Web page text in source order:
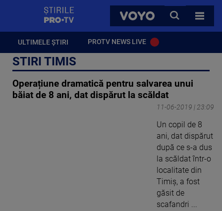
VOYO
CAUTA
TOATE
ULTIMELE ȘTIRI PROTV NEWS LIVE
STIRI TIMIS
Operațiune dramatică pentru salvarea unui
băiat de 8 ani, dat dispărut la scăldat
11-06-2019 | 23:09
Un copil de 8
ani, dat dispărut
după ce s-a dus
la scăldat într-o
localitate din
Timiș, a fost
găsit de
scafandri ...